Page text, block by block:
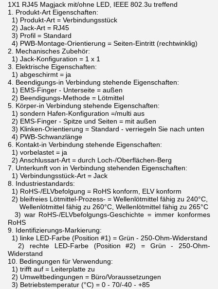
1X1 RJ45 Magjack mit/ohne LED, IEEE 802.3u treffend
1. Produkt-Art Eigenschaften:
1) Produkt-Art = Verbindungsstück
2) Jack-Art = RJ45
3) Profil = Standard
4) PWB-Montage-Orientierung = Seiten-Eintritt (rechtwinklig)
2. Mechanisches Zubehör:
1) Jack-Konfiguration = 1 x 1
3. Elektrische Eigenschaften:
1) abgeschirmt = ja
4. Beendigungs-in Verbindung stehende Eigenschaften:
1) EMS-Finger - Unterseite = außen
2) Beendigungs-Methode = Lötmittel
5. Körper-in Verbindung stehende Eigenschaften:
1) sondern Hafen-Konfiguration =/multi aus
2) EMS-Finger - Spitze und Seiten = mit außen
3) Klinken-Orientierung = Standard - verriegeln Sie nach unten
4) PWB-Schwanzlänge
6. Kontakt-in Verbindung stehende Eigenschaften:
1) vorbelastet = ja
2) Anschlussart-Art = durch Loch-/Oberflächen-Berg
7. Unterkunft von in Verbindung stehenden Eigenschaften:
1) Verbindungsstück-Art = Jack
8. Industriestandards:
1) RoHS-/ELVbefolgung = RoHS konform, ELV konform
2) bleifreies Lötmittel-Prozess- = Wellenlötmittel fähig zu 240°C,
Wellenlötmittel fähig zu 260°C, Wellenlötmittel fähig zu 265°C
3) war RoHS-/ELVbefolgungs-Geschichte = immer konformes
RoHS
9. Identifizierungs-Markierung:
1) linke LED-Farbe (Position #1) = Grün - 250-Ohm-Widerstand
2) rechte LED-Farbe (Position #2) = Grün - 250-Ohm-
Widerstand
10. Bedingungen für Verwendung:
1) trifft auf = Leiterplatte zu
2) Umweltbedingungen = Büro/Voraussetzungen
3) Betriebstemperatur (°C) = 0 - 70/-40 - +85